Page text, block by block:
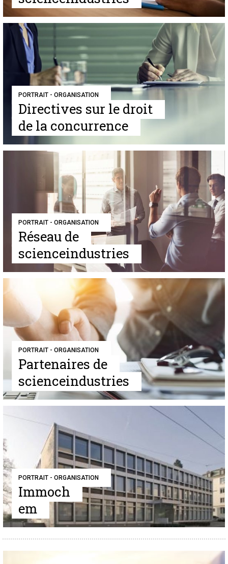
PORTRAIT - ORGANISATION
Directives sur le droit
de la concurrence
PORTRAIT - ORGANISATION
Réseau de
scienceindustries
PORTRAIT - ORGANISATION
Partenaires de
scienceindustries
PORTRAIT - ORGANISATION
Immoch
em